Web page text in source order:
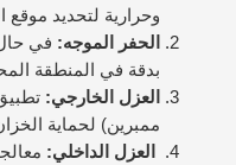
وحرارية لتحديد
الحفر الموجه: في حال
بدقة في المنطقة
العزل الخارجي:
ممبرين) لحماية
العزل الداخلي: